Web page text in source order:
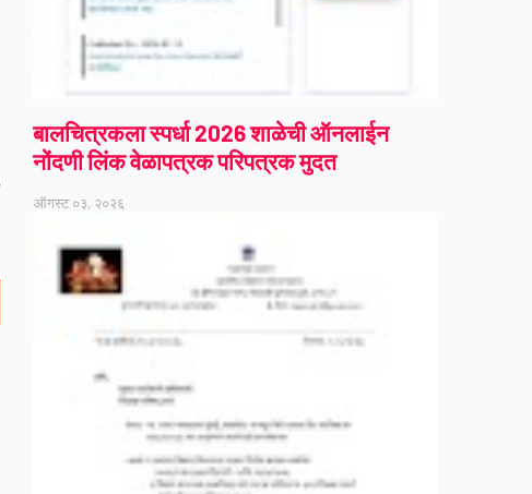
बालचित्रकला स्पर्धा 2026 शाळेची ऑनलाईन
नोंदणी लिंक वेळापत्रक परिपत्रक मुदत
ऑगस्ट ०३, २०२६